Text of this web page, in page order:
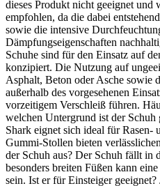
dieses Produkt nicht geeignet und
empfohlen, da die dabei
sowie die intensive
Dämpfungseigenschaften
Schuhe sind für den Einsatz auf
konzipiert. Die Nutzung auf
Asphalt, Beton oder Asche sowie
außerhalb des vorgesehenen
vorzeitigem Verschleiß führen.
welchen Untergrund ist der
Shark eignet sich ideal für Rasen-
Gummi-Stollen bieten
der Schuh aus? Der Schuh fällt in
besonders breiten Füßen kann
sein. Ist er für Einsteiger